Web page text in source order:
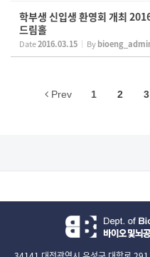
학부생 신입생 환영회 개최
드림홀
Date2016.03.15 By
Prev 1 2 3